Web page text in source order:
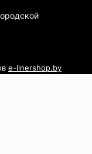
e-linershop.by